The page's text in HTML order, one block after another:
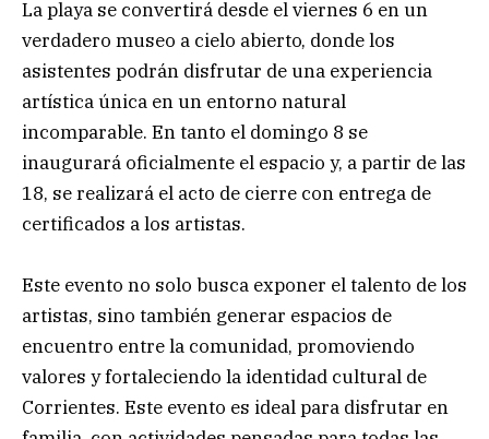
La playa se convertirá desde el viernes 6 en un
verdadero museo a cielo abierto, donde los
asistentes podrán disfrutar de una experiencia
artística única en un entorno natural
incomparable. En tanto el domingo 8 se
inaugurará oficialmente el espacio y, a partir de las
18, se realizará el acto de cierre con entrega de
certificados a los artistas.
Este evento no solo busca exponer el talento de los
artistas, sino también generar espacios de
encuentro entre la comunidad, promoviendo
valores y fortaleciendo la identidad cultural de
Corrientes. Este evento es ideal para disfrutar en